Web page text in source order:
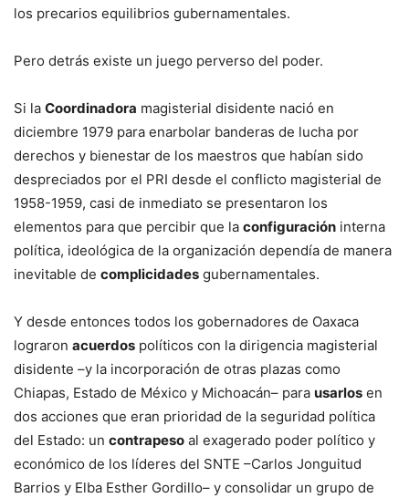
los precarios equilibrios gubernamentales.
Pero detrás existe un juego perverso del poder.
Si la Coordinadora magisterial disidente nació en
diciembre 1979 para enarbolar banderas de lucha por
derechos y bienestar de los maestros que habían sido
despreciados por el PRI desde el conflicto magisterial de
1958-1959, casi de inmediato se presentaron los
elementos para que percibir que la configuración interna
política, ideológica de la organización dependía de manera
inevitable de complicidades gubernamentales.
Y desde entonces todos los gobernadores de Oaxaca
lograron acuerdos políticos con la dirigencia magisterial
disidente –y la incorporación de otras plazas como
Chiapas, Estado de México y Michoacán– para usarlos en
dos acciones que eran prioridad de la seguridad política
del Estado: un contrapeso al exagerado poder político y
económico de los líderes del SNTE –Carlos Jonguitud
Barrios y Elba Esther Gordillo– y consolidar un grupo de